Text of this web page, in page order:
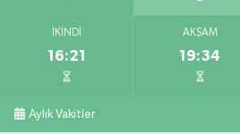
İKINDI
16:21
AKŞAM
19:34
Aylık Vakitler